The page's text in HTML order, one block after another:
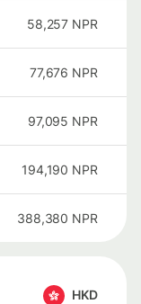
58,257 NPR
77,676 NPR
97,095 NPR
194,190 NPR
388,380 NPR
HKD